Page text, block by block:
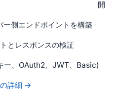
開
側エンドポイントを構築
とレスポンスの検証
ー、OAuth2、JWT、Basic)
詳細 →